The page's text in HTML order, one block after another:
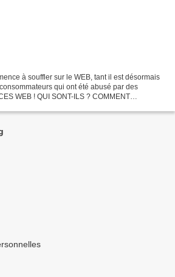
à souffler sur le WEB, tant il est désormais
qui ont été abusé par des
WEB ! QUI SONT-ILS ? COMMENT